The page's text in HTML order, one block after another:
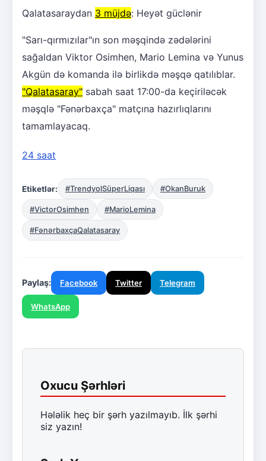
Qalatasaraydan 3 müjdə: Heyət güclənir
"Sarı-qırmızılar"ın son məşqində zədələrini
sağaldan Viktor Osimhen, Mario Lemina və Yunus
Akgün də komanda ilə birlikdə məşqə qatılıblar.
"Qalatasaray" sabah saat 17:00-da keçiriləcək
məşqlə "Fənərbaxça" matçına hazırlıqlarını
tamamlayacaq.
24 saat
Etiketlər: #TrendyolSüperLiqası #OkanBuruk
#VictorOsimhen #MarioLemina
#FənərbaxçaQalatasaray
Paylaş: Facebook Twitter Telegram
WhatsApp
Oxucu Şərhləri
Hələlik heç bir şərh yazılmayıb. İlk şərhi
siz yazın!